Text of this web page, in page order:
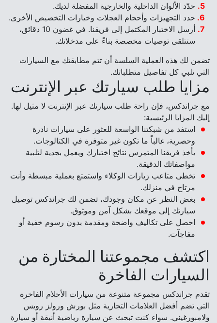
حدّد الألوان الداخلية والخارجية المفضلة لديك.
حدد التجهيزات وأحجام العجلات وخيارات التخصيص الأخرى.
أرسل الاختبار المكتمل إلى فريقنا. في غضون 10 دقائق،
ستتلقى توصيات مخصصة بناءً على مدخلاتك.
تضمن لك هذه العملية السلسة أن تتم مطابقتك مع السيارات
التي تلبي كل تفاصيل متطلباتك.
مزايا طلب سيارتك عبر الإنترنت
مع جراندكس، فإن راحة طلب سيارتك عبر الإنترنت لا مثيل لها.
إليك المزايا الرئيسية:
استفد من شبكتنا الواسعة للعثور على سيارات نادرة
وحصرية، غالباً ما تكون غير متوفرة في الكتالوجات.
يأخذ فريقنا المتمرس نتائج اختبارك ويعمل بجدية لتلبية
مواصفاتك الدقيقة.
تخطى متاعب زيارات الوكلاء واستمتع بعملية مبسطة وأنت
مرتاح في منزلك.
بغض النظر عن مكان وجودك، تضمن لك جراندكس توصيل
سيارتك إلى موقعك بشكل آمن وموثوق.
احصل على تكاليف واضحة ومقدمة بدون رسوم خفية أو
مفاجآت.
اكتشف مجموعتنا المختارة من
السيارات الفاخرة
تقدم جراندكس مجموعة متنوعة من سيارات الأحلام الفاخرة
التي تضم أفضل العلامات التجارية مثل بورش ورولز رويس
ولامبورغيني. سواء كنت تبحث عن سيارة رياضية أنيقة أو سيارة